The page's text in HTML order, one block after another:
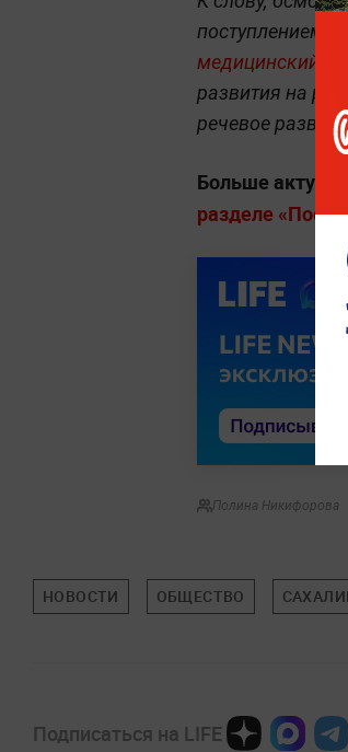
поступлением
медицинский
развития на
речевое
Больше
разделе
Полина Никифорова
НОВОСТИ ОБЩЕСТВО
Подписаться на LIFE